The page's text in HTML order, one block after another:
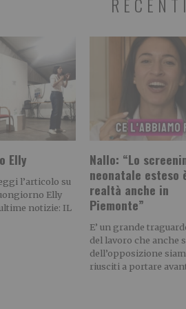
Elly
l’articolo su
Elly
notizie: IL
Nallo: “Lo
neonatale esteso
realtà anche in
Piemonte”
E’ un grande
del lavoro che anche
dell’opposizione
riusciti a portare